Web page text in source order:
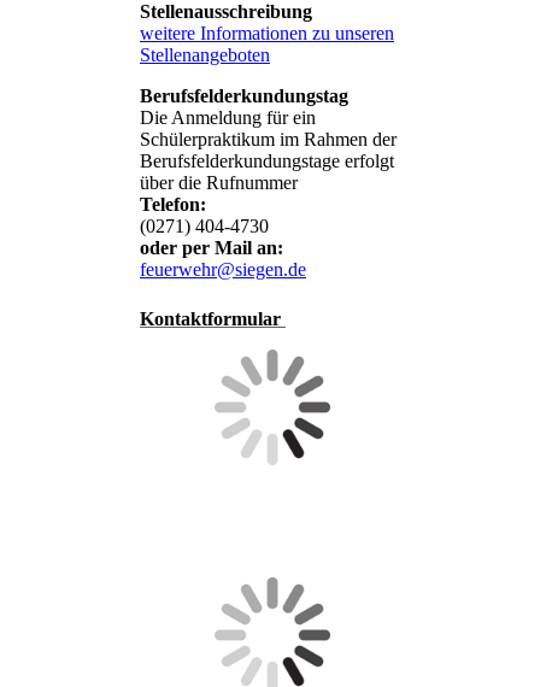
Stellenausschreibung
weitere Informationen zu unseren
Stellenangeboten
Berufsfelderkundungstag
Die Anmeldung für ein
Schülerpraktikum im Rahmen der
Berufsfelderkundungstage erfolgt
über die Rufnummer
Telefon:
(0271) 404-4730
oder per Mail an:
feuerwehr@siegen.de
Kontaktformular